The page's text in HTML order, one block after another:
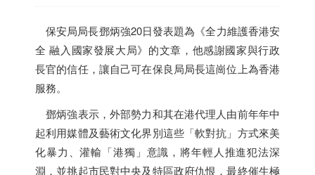
保安局局長鄧炳強20日發表題為《全力維護香港安
全 融入國家發展大局》的文章，他感謝國家與行政
長官的信任，讓自己可在保良局局長這崗位上為香港
服務。
鄧炳強表示，外部勢力和其在港代理人由前年年中
起利用媒體及藝術文化界別這些「軟對抗」方式來美
化暴力、灌輸「港獨」意識，將年輕人推進犯法深
淵，並挑起市民對中央及特區政府仇恨，最終催生極